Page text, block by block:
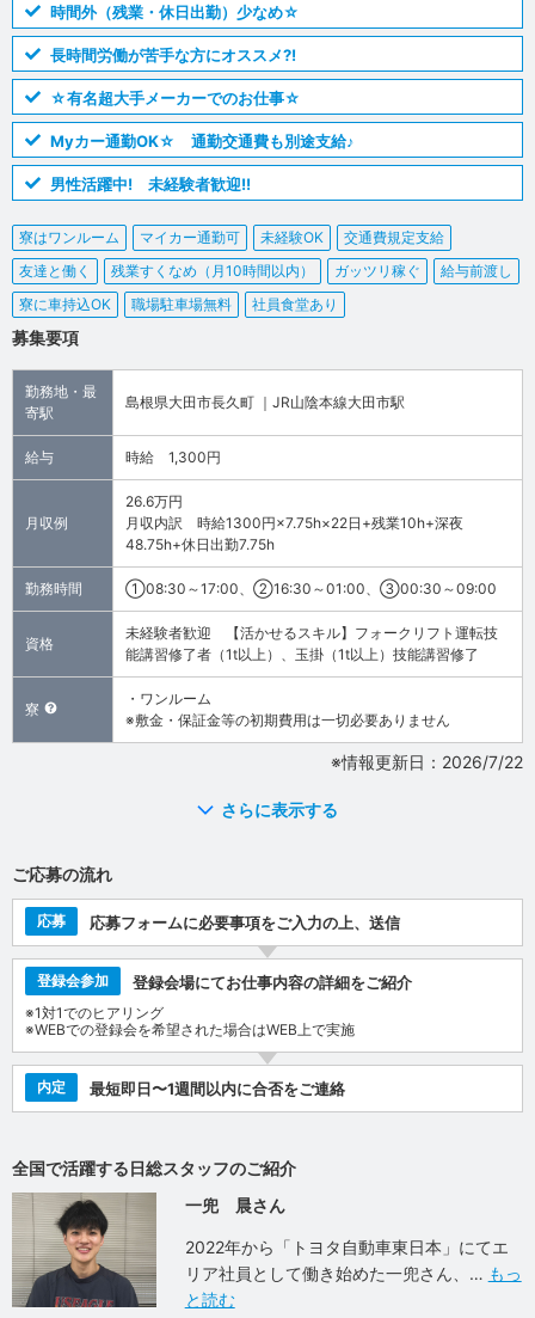
時間外（残業・休日出勤）少なめ☆
長時間労働が苦手な方にオススメ?!
☆有名超大手メーカーでのお仕事☆
Myカー通勤OK☆ 通勤交通費も別途支給♪
男性活躍中! 未経験者歓迎!!
寮はワンルーム マイカー通勤可 未経験OK
交通費規定支給
友達と働く
残業すくなめ（月10時間以内） ガッツリ稼ぐ
給与前渡し
寮に車持込OK
職場駐車場無料 社員食堂あり
募集要項
勤務地・最
寄駅
島根県大田市長久町 ｜JR山陰本線大田市駅
給与 時給 1,300円
月収例
26.6万円
月収内訳 時給1300円×7.75h×22日+残業10h+深夜
48.75h+休日出勤7.75h
勤務時間 ①08:30～17:00、②16:30～01:00、③00:30～09:00
資格
未経験者歓迎 【活かせるスキル】フォークリフト運転技
能講習修了者（1t以上）、玉掛（1t以上）技能講習修了
寮
・ワンルーム
※敷金・保証金等の初期費用は一切必要ありません
※情報更新日：2026/7/22
さらに表示する
ご応募の流れ
応募 応募フォームに必要事項をご入力の上、送信
登録会参加 登録会場にてお仕事内容の詳細をご紹介
※1対1でのヒアリング
※WEBでの登録会を希望された場合はWEB上で実施
内定 最短即日〜1週間以内に合否をご連絡
全国で活躍する日総スタッフのご紹介
一兜 晨さん
2022年から「トヨタ自動車東日本」にてエ
リア社員として働き始めた一兜さん、
もっ
と読む